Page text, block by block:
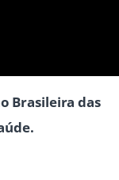
Brasileira das